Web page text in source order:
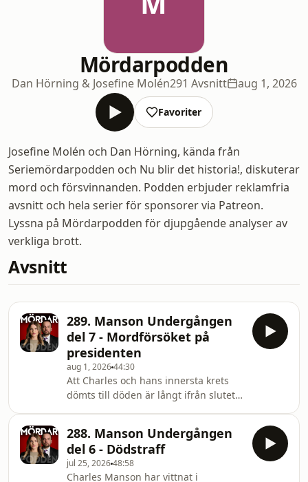
Mördarpodden
Dan Hörning & Josefine Molén291 Avsnitt aug 1, 2026
Favoriter
Josefine Molén och Dan Hörning, kända från
Seriemördarpodden och Nu blir det historia!, diskuterar
mord och försvinnanden. Podden erbjuder reklamfria
avsnitt och hela serier för sponsorer via Patreon.
Lyssna på Mördarpodden för djupgående analyser av
verkliga brott.
Avsnitt
289. Manson Undergången
del 7 - Mordförsöket på
presidenten
aug 1, 202644:30
Att Charles och hans innersta krets
dömts till döden är långt ifrån slutet
tillkommer fler domar, mot fler av
gruppens medlemmar, bland dem Tex
Watson.&nbsp;Fler brott begås av de
288. Manson Undergången
del 6 - Dödstraff
jul 25, 202648:58
Charles Manson har vittnat i